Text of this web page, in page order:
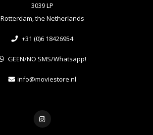
3039 LP
Rotterdam, the Netherlands
+31 (0)6 18426954
GEEN/NO SMS/Whatsapp!
info@moviestore.nl